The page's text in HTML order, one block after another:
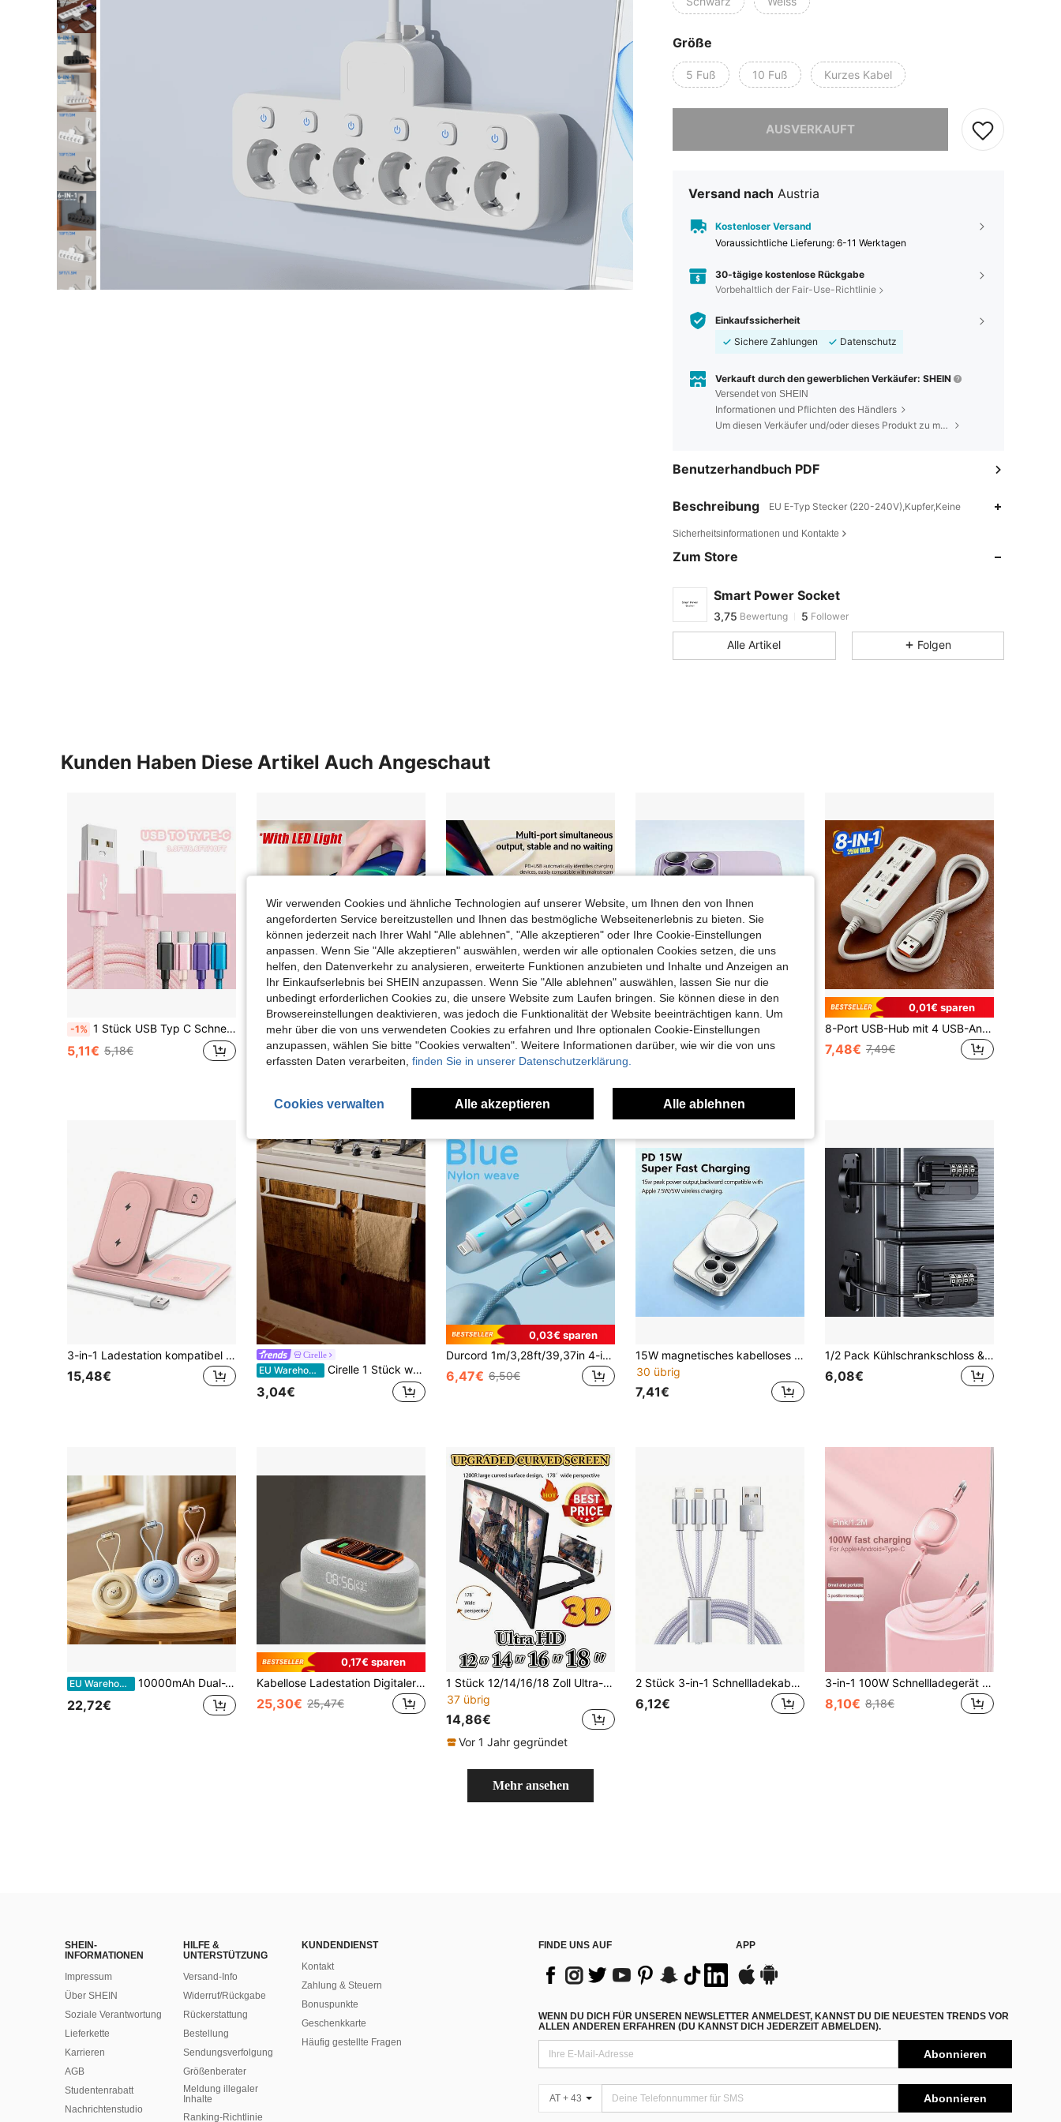
Größe
5 Fuß 10 Fuß Kurzes Kabel
AUSVERKAUFT
Versand nach Austria
Kostenloser Versand
Voraussichtliche Lieferung: 6-11 Werktagen
30-tägige kostenlose Rückgabe
Vorbehaltlich der Fair-Use-Richtlinie
Einkaufssicherheit
Sichere Zahlungen
Datenschutz
Verkauft durch den gewerblichen Verkäufer: SHEIN
Versendet von SHEIN
Informationen und Pflichten des Händlers
Um diesen Verkäufer und/oder dieses Produkt zu melden
Benutzerhandbuch PDF
Beschreibung EU E-Typ Stecker (220-240V),Kupfer,Keine
Sicherheitsinformationen und Kontakte
Zum Store
Smart Power Socket
3,75
5
3,75 Bewertung 5 Follower
Alle Artikel Folgen
Kunden Haben Diese Artikel Auch Angeschaut
-1% 1 Stück USB Typ C Schnellladekabel, nylonumflochten 3,3ft/6,6ft/10ft USB A zu USB C Ladekabel, kompatibel mit Samsung Galaxy S25 S24 S23 S22 S21
5,11€ 5,18€
15W runder kabelloser Ladepad mit LED-Lichtring, Premium-Qualität, schnelles Laden, universeller tragbarer kabelloser Ladegerät kompatibel mit iPhone 17/16/15/14/13/12 Pro/XS Max/Mini/X/XR und Android-Smartphones mit kabellosem Laden, Gedenktag Sommer Auftakt
19 übrig
7,62€
0,03€ sparen
Wowssyo 12-in-1 65W Steckdosenadapter mit Datenkabel, 6 USB-Anschlüsse + 6 USB-C-Schnellladeports, USB-C-Multifunktionsstecker/Mehrfachsteckdose, USB-C-Hub, Power-Hub mit Schnellladeports, USB-Hub/Multi-Port-Hub, geeignet für Laptops, Mobiltelefone, Tablets und andere Geräte.
8,49€ 8,52€
0,02€ sparen
12 übrig
0,01€ sparen
8-Port USB-Hub mit 4 USB-Anschlüssen und 4 PD-Anschlüssen | 25W Schnellladung, kompatibel mit 5V USB-Geräten | kompakte Ladestation für Computer, Laptops, Tablets, 8-in-1 Multifunktionsschnittstelle, 4 USB-Anschlüsse und 4 Typ-C-Anschlüsse, PD-Schnellladegerät, Mehrfachanschluss
7,48€ 7,49€
3-in-1 Ladestation kompatibel mit iPhone 16e/16/15/14/13/12/11/X Pro Max und 4/3 Pro kabellos Laden
15,48€
Cirelle
EU Warehouse Cirelle 1 Stück weiß Einzel Stange Handtuchhalter Kabinett Tür hinten, Typ Hängegestell Handtuch Stange
3,04€
0,03€ sparen
Durcord 1m/3,28ft/39,37in 4-in-1 60W/100W(Max)/27W Nylon geflochtenes Lightning Datenkabel & 3-in-2 60W+27W Schnellladekabel, kompatibel mit iPhone 17/16/15/14/13/12/Pro Max Serie, Galaxy S25 und anderen Handys, universeller hocheffizienter Ladestecker, Lade- und Datensynchronisationskabel
6,47€ 6,50€
15W magnetisches kabelloses Schnellladekabel kompatibel mit iPhone 17/16/15/14/13/12, magnetisches USB-C PD Ladestation Kabel
30 übrig
7,41€
1/2 Pack Kühlschrankschloss & Sicherheits-Kühlschrankschloss mit Passwort, selbstklebender Gefrierschrankschloss, geeignet für Schränke, Schubladen, Öfen, Fenster
6,08€
EU Warehouse 10000mAh Dual-Wire Powerbank mit integriertem Trageband, kompatibel mit Mobilgeräten - Mini Digital Powerbank, geeignet für Sommerurlaub, Outdoor-Aktivitäten, Abschlussgeschenke, Halloween-Geschenke, Schulanfang, Raumdekoration, Camping und Notstromversorgung, Geschenke für Familie, Freunde, Geburtstage
22,72€
0,17€ sparen
Kabellose Ladestation Digitaler Wecker für Schlafzimmer mit Temperaturanzeige, 15W kabelloser Ladedock mit Nachtlicht, kompatibel mit iPhone 17/16/15/14/13/12, kompatibel mit Samsung Galaxy Serie
25,30€ 25,47€
1 Stück 12/14/16/18 Zoll Ultra-HD Smartphone Bildschirm Vergrößerer, Upgrade 3D gebogener Bildschirm, faltbar & teleskopisch, Smartphone Tischständer, Blaulichtfilter, Augenschutz
37 übrig
14,86€
Vor 1 Jahr gegründet
2 Stück 3-in-1 Schnellladekabel, kompatibel mit iPhone, Typ-C Handys, Android Handys. Nylon geflochtenes USB-Ladekabel, universelles Schnellladekabel USB zu Lightning/Typ-C/Micro-USB Schnittstelle, kompatibel mit Samsung und anderen Handys, Schnellladekabel, Multifunktions-USB-Schnellladekabel, farbiges Typ-C/Micro-Ladekabel
6,12€
3-in-1 100W Schnellladegerät Kabel & Einziehbares 1 auf 3 Kabel, TPE Lade- und Datenkabel kompatibel mit iPhone und Serien, hocheffizientes Ladekabel
8,10€ 8,18€
Mehr ansehen
SHEIN-
INFORMATIONEN
Impressum
Über SHEIN
Soziale Verantwortung
Lieferkette
Karrieren
AGB
Studentenrabatt
Nachrichtenstudio
HILFE &
UNTERSTÜTZUNG
Versand-Info
Widerruf/Rückgabe
Rückerstattung
Bestellung
Sendungsverfolgung
Größenberater
Meldung illegaler
Inhalte
Ranking-Richtlinie
KUNDENDIENST
Kontakt
Zahlung & Steuern
Bonuspunkte
Geschenkkarte
Häufig gestellte Fragen
FINDE UNS AUF APP
WENN DU DICH FÜR UNSEREN NEWSLETTER ANMELDEST, KANNST DU DIE NEUESTEN TRENDS VOR
ALLEN ANDEREN ERFAHREN (DU KANNST DICH JEDERZEIT ABMELDEN).
Abonnieren
AT + 43 Abonnieren
Wir verwenden Cookies und ähnliche Technologien auf unserer Website, um Ihnen den von Ihnen
angeforderten Service bereitzustellen und Ihnen das bestmögliche Webseitenerlebnis zu bieten. Sie
können jederzeit nach Ihrer Wahl "Alle ablehnen", "Alle akzeptieren" oder Ihre Cookie-Einstellungen
anpassen. Wenn Sie "Alle akzeptieren" auswählen, werden wir alle optionalen Cookies setzen, die uns
helfen, den Datenverkehr zu analysieren, erweiterte Funktionen anzubieten und Inhalte und Anzeigen an
Ihr Einkaufserlebnis bei SHEIN anzupassen. Wenn Sie "Alle ablehnen" auswählen, lassen Sie nur die
unbedingt erforderlichen Cookies zu, die unsere Website zum Laufen bringen. Sie können diese in den
Browsereinstellungen deaktivieren, was jedoch die Funktionalität der Website beeinträchtigen kann. Um
mehr über die von uns verwendeten Cookies zu erfahren und Ihre optionalen Cookie-Einstellungen
anzupassen, wählen Sie bitte "Cookies verwalten". Weitere Informationen darüber, wie wir die von uns
erfassten Daten verarbeiten, finden Sie in unserer Datenschutzerklärung.
Cookies verwalten Alle akzeptieren Alle ablehnen